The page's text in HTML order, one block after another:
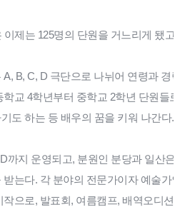
이제는 125명의 단원을 거느리게 됐
B, C, D 극단으로 나뉘어 연령과 경
교 4학년부터 중학교 2학년 단원들
도 하는 등 배우의 꿈을 키워 나간다.
까지 운영되고, 분원인 분당과 일산
는다. 각 분야의 전문가이자 예술
으로, 발표회, 여름캠프, 배역오디